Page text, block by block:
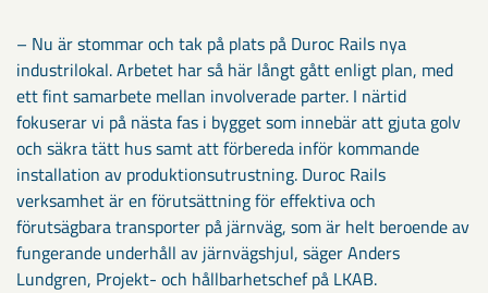
– Nu är stommar och tak på plats på Duroc Rails nya
industrilokal. Arbetet har så här långt gått enligt plan, med
ett fint samarbete mellan involverade parter. I närtid
fokuserar vi på nästa fas i bygget som innebär att gjuta golv
och säkra tätt hus samt att förbereda inför kommande
installation av produktionsutrustning. Duroc Rails
verksamhet är en förutsättning för effektiva och
förutsägbara transporter på järnväg, som är helt beroende av
fungerande underhåll av järnvägshjul, säger Anders
Lundgren, Projekt- och hållbarhetschef på LKAB.